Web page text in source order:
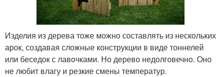
Изделия из дерева тоже можно составлять из нескольких
арок, создавая сложные конструкции в виде тоннелей
или беседок с лавочками. Но дерево недолговечно. Оно
не любит влагу и резкие смены температур.